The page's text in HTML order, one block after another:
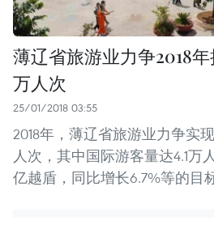
薄辽省旅游业力争2018
万人次
25/01/2018 03:55
2018年，薄辽省旅游业力争实
人次，其中国际游客量达4.1万
亿越盾，同比增长6.7%等的目标